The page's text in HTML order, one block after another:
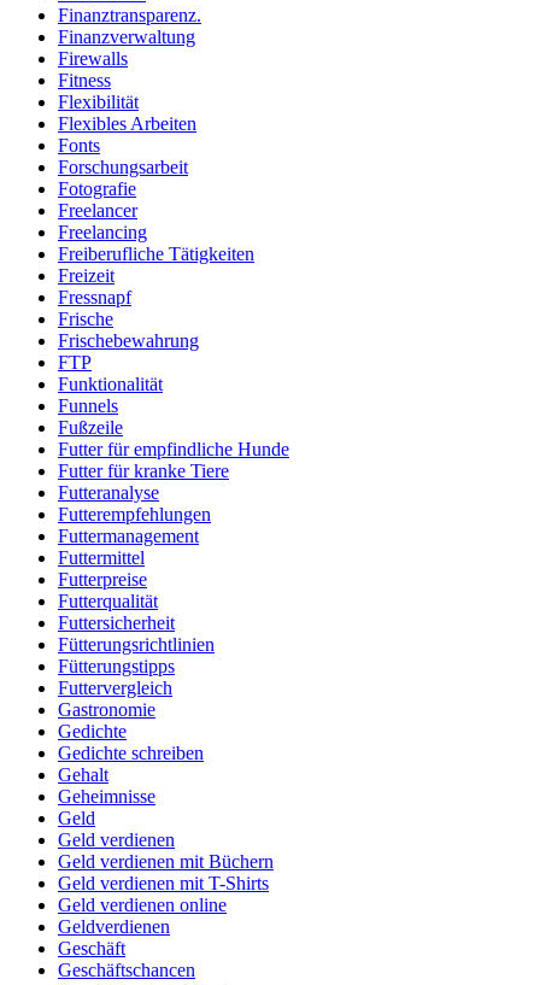
Finanztransparenz.
Finanzverwaltung
Firewalls
Fitness
Flexibilität
Flexibles Arbeiten
Fonts
Forschungsarbeit
Fotografie
Freelancer
Freelancing
Freiberufliche Tätigkeiten
Freizeit
Fressnapf
Frische
Frischebewahrung
FTP
Funktionalität
Funnels
Fußzeile
Futter für empfindliche Hunde
Futter für kranke Tiere
Futteranalyse
Futterempfehlungen
Futtermanagement
Futtermittel
Futterpreise
Futterqualität
Futtersicherheit
Fütterungsrichtlinien
Fütterungstipps
Futtervergleich
Gastronomie
Gedichte
Gedichte schreiben
Gehalt
Geheimnisse
Geld
Geld verdienen
Geld verdienen mit Büchern
Geld verdienen mit T-Shirts
Geld verdienen online
Geldverdienen
Geschäft
Geschäftschancen